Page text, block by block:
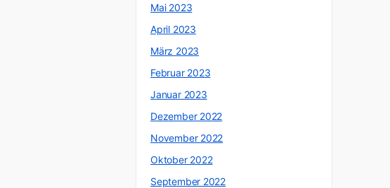
Mai 2023
April 2023
März 2023
Februar 2023
Januar 2023
Dezember 2022
November 2022
Oktober 2022
September 2022